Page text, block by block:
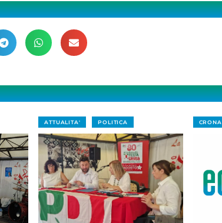
ATTUALITA' POLITICA